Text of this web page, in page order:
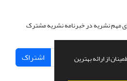
از ارائه بهترین
مهم نشریه در خبرنامه نشریه مشترک
اشتراک